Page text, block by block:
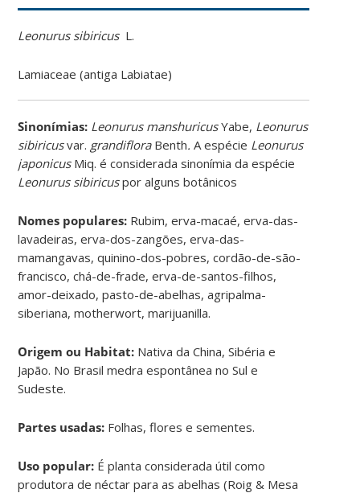
Leonurus sibiricusL.
Lamiaceae (antiga Labiatae)
Sinonímias: Leonurus manshuricusYabe, Leonurus
sibiricusvar. grandifloraBenth.A espécie Leonurus
japonicusMiq. é considerada sinonímia da espécie
Leonurus sibiricuspor alguns botânicos
Nomes populares: Rubim, erva-macaé, erva-das-
lavadeiras, erva-dos-zangões, erva-das-
mamangavas, quinino-dos-pobres, cordão-de-são-
francisco, chá-de-frade, erva-de-santos-filhos,
amor-deixado, pasto-de-abelhas, agripalma-
siberiana, motherwort, marijuanilla.
Origem ou Habitat: Nativa da China, Sibéria e
Japão. No Brasil medra espontânea no Sul e
Sudeste.
Partes usadas: Folhas, flores e sementes.
Uso popular: É planta considerada útil como
produtora de néctar para as abelhas (Roig & Mesa